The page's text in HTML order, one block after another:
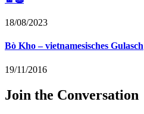
18/08/2023
Bò Kho – vietnamesisches Gulasch
19/11/2016
Join the Conversation